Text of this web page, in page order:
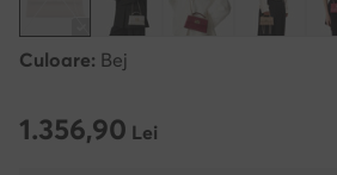
Culoare: Bej
1.356,90 Lei
1.356,90 Lei